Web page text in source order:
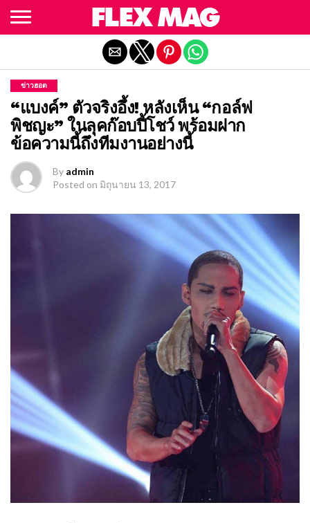
ข่าวฮอต
“แบงค์” ตัวจริงอึ้ง! หลังเห็น “กอล์ฟ
พิชญะ” ในลุคก๊อบปี้โชว์ พร้อมฝาก
ข้อความนี้ถึงทีมงานอย่างนี้
By admin
Posted on มิถุนายน 13, 2017
Exit mobile version